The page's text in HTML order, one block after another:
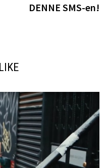
DENNE SMS-en!